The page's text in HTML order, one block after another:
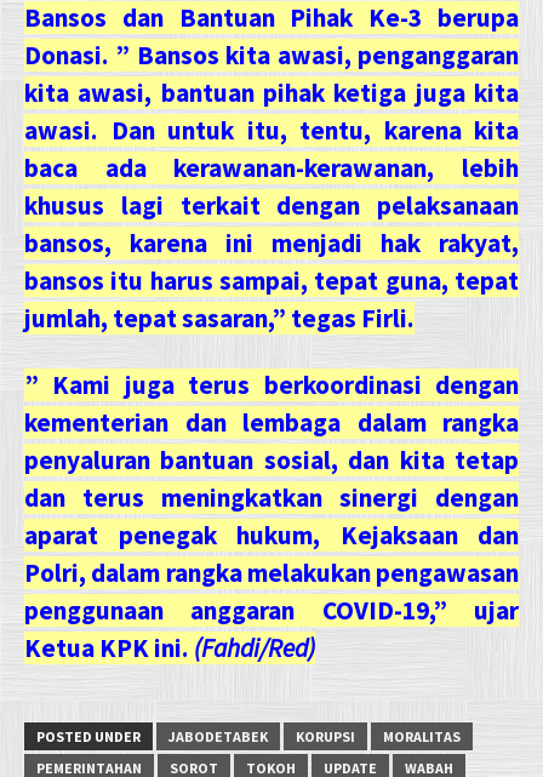
Bansos dan Bantuan Pihak Ke-3 berupa
Donasi. ” Bansos kita awasi, penganggaran
kita awasi, bantuan pihak ketiga juga kita
awasi. Dan untuk itu, tentu, karena kita
baca ada kerawanan-kerawanan, lebih
khusus lagi terkait dengan pelaksanaan
bansos, karena ini menjadi hak rakyat,
bansos itu harus sampai, tepat guna, tepat
jumlah, tepat sasaran,” tegas Firli.
” Kami juga terus berkoordinasi dengan
kementerian dan lembaga dalam rangka
penyaluran bantuan sosial, dan kita tetap
dan terus meningkatkan sinergi dengan
aparat penegak hukum, Kejaksaan dan
Polri, dalam rangka melakukan pengawasan
penggunaan anggaran COVID-19,” ujar
Ketua KPK ini. (Fahdi/Red)
POSTED UNDER JABODETABEK KORUPSI
MORALITAS
PEMERINTAHAN
SOROT TOKOH UPDATE WABAH